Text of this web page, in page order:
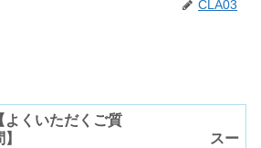
CLA03
よくいただくご質
】 スー